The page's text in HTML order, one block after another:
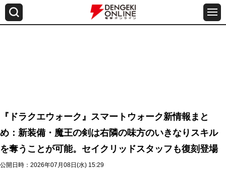
『ドラクエウォーク』スマートウォーク新情報まと
め：新装備・魔王の剣は右隣の味方のいきなりスキル
を奪うことが可能。セイクリッドスタッフも復刻登場
公開日時：2026年07月08日(水) 15:29